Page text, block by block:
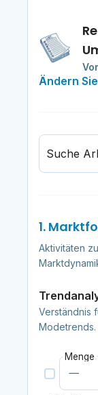
Ändern
Suche
1.
Aktivitäten
Verständnis
Modetrends.
Menge